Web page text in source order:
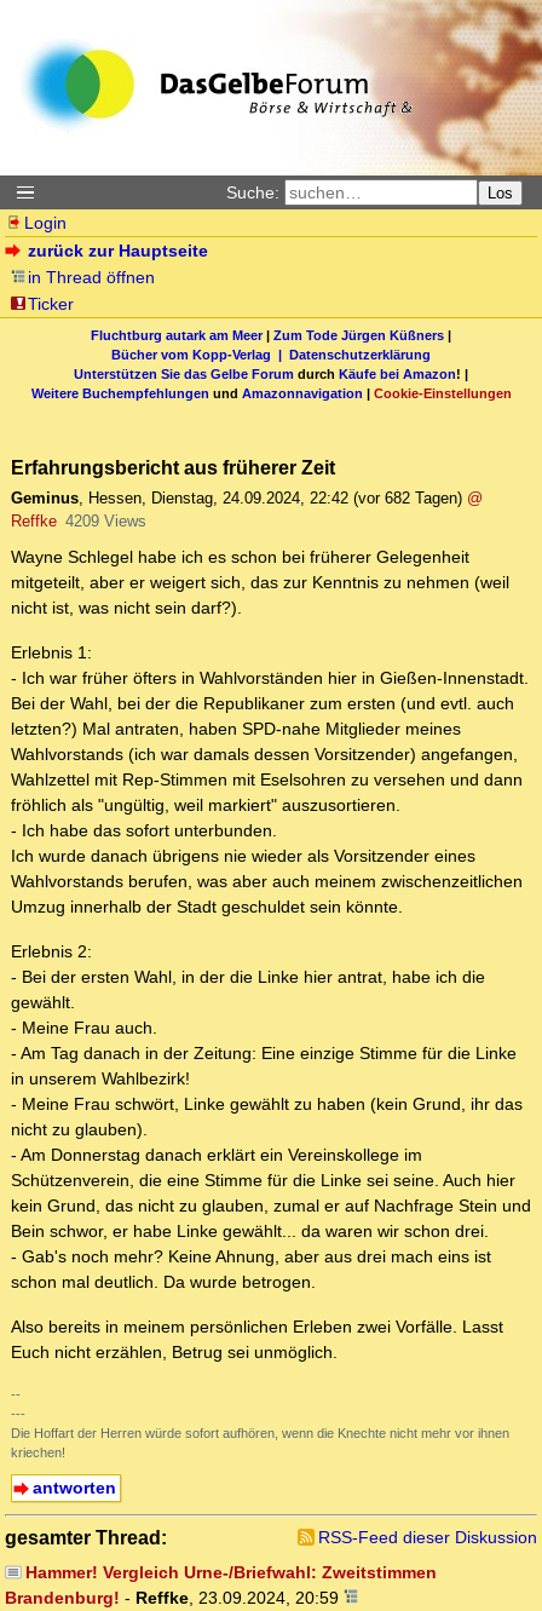
Suche: Los
Login
zurück zur Hauptseite
in Thread öffnen
Ticker
Fluchtburg autark am Meer| Zum Tode Jürgen Küßners |
Bücher vom Kopp-Verlag | Datenschutzerklärung
Unterstützen Sie das Gelbe Forum durch Käufe bei Amazon! |
Weitere Buchempfehlungen und Amazonnavigation | Cookie-Einstellungen
Erfahrungsbericht aus früherer Zeit
Geminus, Hessen, Dienstag, 24.09.2024, 22:42 (vor 682 Tagen) @
Reffke 4209 Views
Wayne Schlegel habe ich es schon bei früherer Gelegenheit
mitgeteilt, aber er weigert sich, das zur Kenntnis zu nehmen (weil
nicht ist, was nicht sein darf?).
Erlebnis 1:
- Ich war früher öfters in Wahlvorständen hier in Gießen-Innenstadt.
Bei der Wahl, bei der die Republikaner zum ersten (und evtl. auch
letzten?) Mal antraten, haben SPD-nahe Mitglieder meines
Wahlvorstands (ich war damals dessen Vorsitzender) angefangen,
Wahlzettel mit Rep-Stimmen mit Eselsohren zu versehen und dann
fröhlich als "ungültig, weil markiert" auszusortieren.
- Ich habe das sofort unterbunden.
Ich wurde danach übrigens nie wieder als Vorsitzender eines
Wahlvorstands berufen, was aber auch meinem zwischenzeitlichen
Umzug innerhalb der Stadt geschuldet sein könnte.
Erlebnis 2:
- Bei der ersten Wahl, in der die Linke hier antrat, habe ich die
gewählt.
- Meine Frau auch.
- Am Tag danach in der Zeitung: Eine einzige Stimme für die Linke
in unserem Wahlbezirk!
- Meine Frau schwört, Linke gewählt zu haben (kein Grund, ihr das
nicht zu glauben).
- Am Donnerstag danach erklärt ein Vereinskollege im
Schützenverein, die eine Stimme für die Linke sei seine. Auch hier
kein Grund, das nicht zu glauben, zumal er auf Nachfrage Stein und
Bein schwor, er habe Linke gewählt... da waren wir schon drei.
- Gab's noch mehr? Keine Ahnung, aber aus drei mach eins ist
schon mal deutlich. Da wurde betrogen.
Also bereits in meinem persönlichen Erleben zwei Vorfälle. Lasst
Euch nicht erzählen, Betrug sei unmöglich.
--
---
Die Hoffart der Herren würde sofort aufhören, wenn die Knechte nicht mehr vor ihnen
kriechen!
antworten
gesamter Thread:
RSS-Feed dieser Diskussion
Hammer! Vergleich Urne-/Briefwahl: Zweitstimmen
Brandenburg! - Reffke, 23.09.2024, 20:59